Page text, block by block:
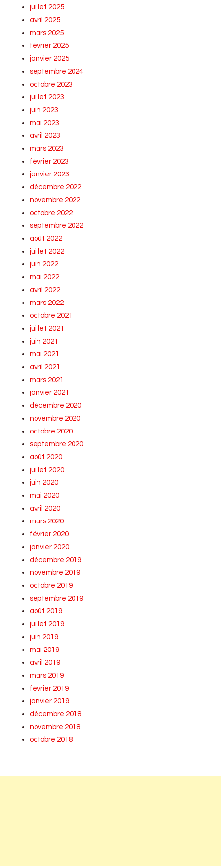
juillet 2025
avril 2025
mars 2025
février 2025
janvier 2025
septembre 2024
octobre 2023
juillet 2023
juin 2023
mai 2023
avril 2023
mars 2023
février 2023
janvier 2023
décembre 2022
novembre 2022
octobre 2022
septembre 2022
août 2022
juillet 2022
juin 2022
mai 2022
avril 2022
mars 2022
octobre 2021
juillet 2021
juin 2021
mai 2021
avril 2021
mars 2021
janvier 2021
décembre 2020
novembre 2020
octobre 2020
septembre 2020
août 2020
juillet 2020
juin 2020
mai 2020
avril 2020
mars 2020
février 2020
janvier 2020
décembre 2019
novembre 2019
octobre 2019
septembre 2019
août 2019
juillet 2019
juin 2019
mai 2019
avril 2019
mars 2019
février 2019
janvier 2019
décembre 2018
novembre 2018
octobre 2018